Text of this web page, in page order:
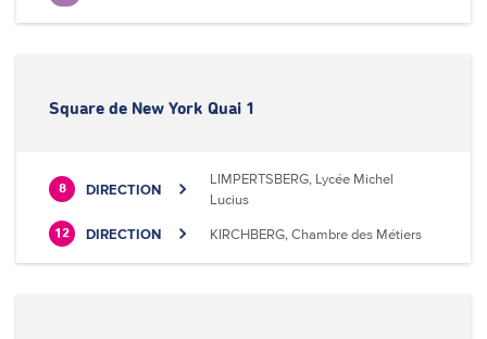
Square de New York Quai 1
8 DIRECTION
LIMPERTSBERG, Lycée Michel
Lucius
12 DIRECTION KIRCHBERG, Chambre des Métiers